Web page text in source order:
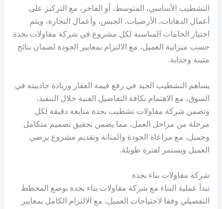
التشطيب الأساسي، المتوسط، أو الفاخر، مع التركيز على
أعمال الدهانات، الأرضيات، الجبس، وأعمال النجارة، ويتم
اختيار الخامات المناسبة لكل مشروع في شركة مقاولات بجدة
حسب ميزانية العميل، مع الالتزام بمعايير الجودة لضمان نتائج
متينة وجذابة.
يساهم التشطيب الجيد في رفع قيمة العقار وزيادة جاذبيته في
السوق، مع الاهتمام بكافة التفاصيل الفنية خلال التنفيذ،
وتضمن شركة مقاولات تشطيب بجدة متابعة دقيقة لكل
مرحلة من مراحل العمل، مما يضمن تحقيق تصميم متكامل
وجميل، مع مراعاة الجودة والمتانة وتقديم مشروع يرضي
العميل ويستمر لفترة طويلة.
شركة مقاولات بناء بجدة
تبدأ عملية البناء مع شركة مقاولات بناء بجدة بوضع المخطط
التفصيلي وفقا لاحتياجات العميل، مع الالتزام الكامل بمعايير